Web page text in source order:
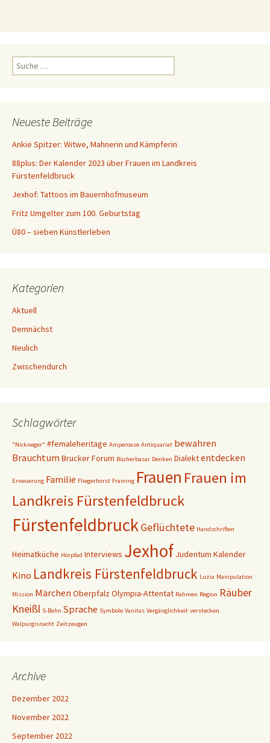
u
n
c
h
:
Neueste Beiträge
Ankie Spitzer: Witwe, Mahnerin und Kämpferin
88plus: Der Kalender 2023 über Frauen im Landkreis
Fürstenfeldbruck
Jexhof: Tattoos im Bauernhofmuseum
Fritz Umgelter zum 100. Geburtstag
Ü80 – sieben Künstlerleben
Kategorien
Aktuell
Demnächst
Neulich
Zwischendurch
Schlagwörter
"Nickneger" #femaleheritage Amperoase Antiquariat bewahren
Brauchtum Brucker Forum Bücherbasar Denken Dialektentdecken
Erneuerung Familie Fliegerhorst Framing Frauen Frauen im
Landkreis Fürstenfeldbruck
FürstenfeldbruckGeflüchtete Handschriften
Heimatküche Hörpfad Interviews Jexhof Judentum Kalender
Kino Landkreis Fürstenfeldbruck Luzia Manipulation
Mission Märchen OberpfalzOlympia-Attentat Rahmen Region Räuber
Kneißl S-Bahn Sprache Symbole Vanitas Vergänglichkeit verstecken
Walpurgisnacht Zeitzeugen
Archive
Dezember 2022
November 2022
September 2022